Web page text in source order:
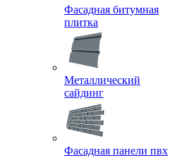
Фасадная битумная
плитка
Металлический
сайдинг
Фасадная панели пвх